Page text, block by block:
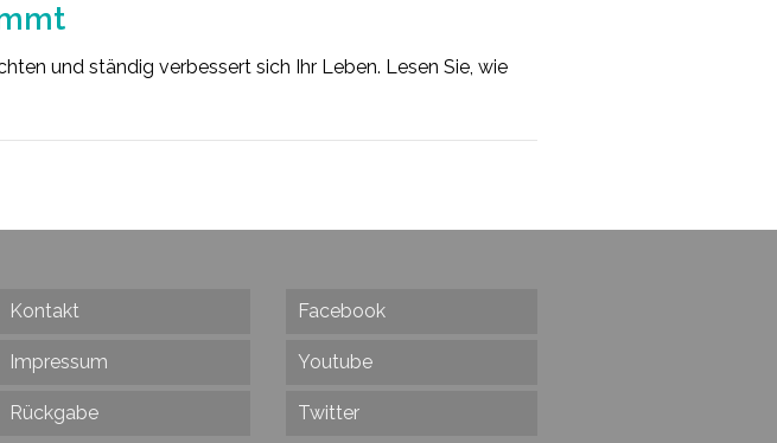
und ständig verbessert sich Ihr Leben. Lesen Sie, wie
Kontakt
Impressum
Rückgabe
Facebook
Youtube
Twitter